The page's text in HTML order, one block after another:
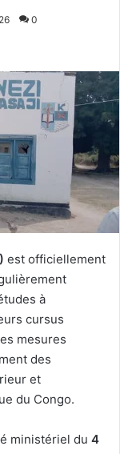
0
est officiellement
à
cursus
mesures
des
et
du Congo.
ministériel du 4